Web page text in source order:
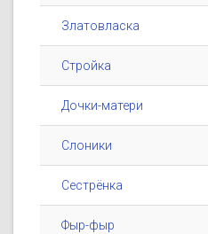
Златовласка
Стройка
Дочки-матери
Слоники
Сестрёнка
Фыр-фыр